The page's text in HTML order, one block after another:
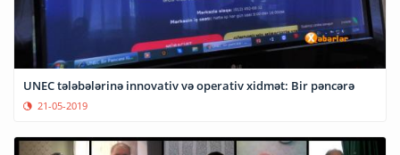
UNEC tələbələrinə innovativ və operativ xidmət: Bir pəncərə
21-05-2019